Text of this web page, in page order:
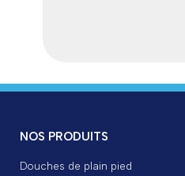
NOS PRODUITS
Douches de plain pied